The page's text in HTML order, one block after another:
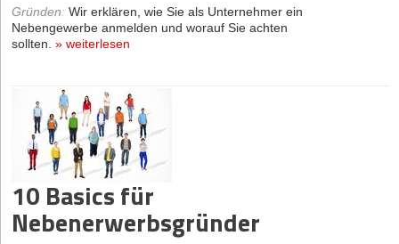
Gründen: Wir erklären, wie Sie als Unternehmer ein
Nebengewerbe anmelden und worauf Sie achten
sollten. » weiterlesen
10 Basics für
Nebenerwerbsgründer